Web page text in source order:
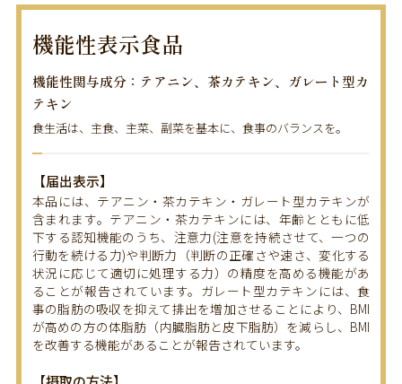
機能性表示食品
機能性関与成分：テアニン、茶カテキン、ガレート型カ
テキン
食生活は、主食、主菜、副菜を基本に、食事のバランスを。
【届出表示】
本品には、テアニン・茶カテキン・ガレート型カテキンが
含まれます。テアニン・茶カテキンには、年齢とともに低
下する認知機能のうち、注意力(注意を持続させて、一つの
行動を続ける力)や判断力（判断の正確さや速さ、変化する
状況に応じて適切に処理する力）の精度を高める機能があ
ることが報告されています。ガレート型カテキンには、食
事の脂肪の吸収を抑えて排出を増加させることにより、BMI
が高めの方の体脂肪（内臓脂肪と皮下脂肪）を減らし、BMI
を改善する機能があることが報告されています。